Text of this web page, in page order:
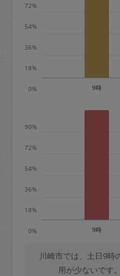
※キャンセル
定期依頼1回
0%
18%
36%
54%
72%
9時
0%
18%
36%
54%
72%
90%
9時
川崎市では、土日9時
用が少ないです